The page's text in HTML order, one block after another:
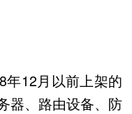
12月以前上架的
器、路由设备、防